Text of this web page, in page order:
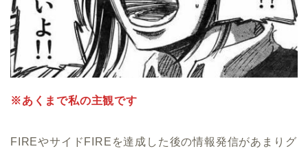
※あくまで私の主観です
FIREやサイドFIREを達成した後の情報発信があまりグ